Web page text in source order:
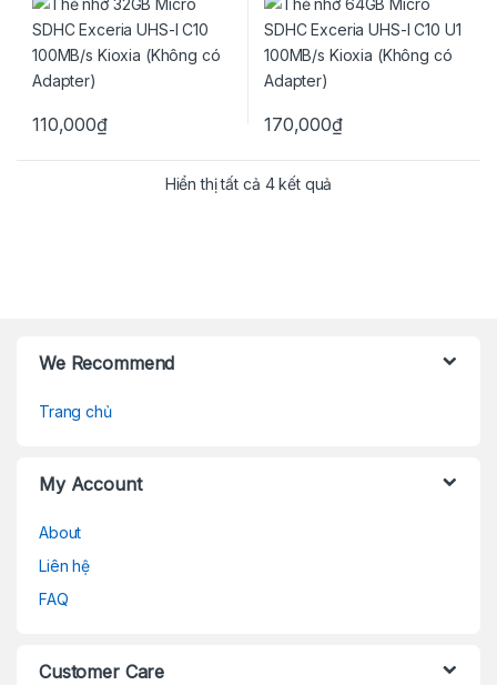
110,000₫ 170,000₫
Hiển thị tất cả 4 kết quả
We Recommend
Trang chủ
My Account
About
Liên hệ
FAQ
Customer Care